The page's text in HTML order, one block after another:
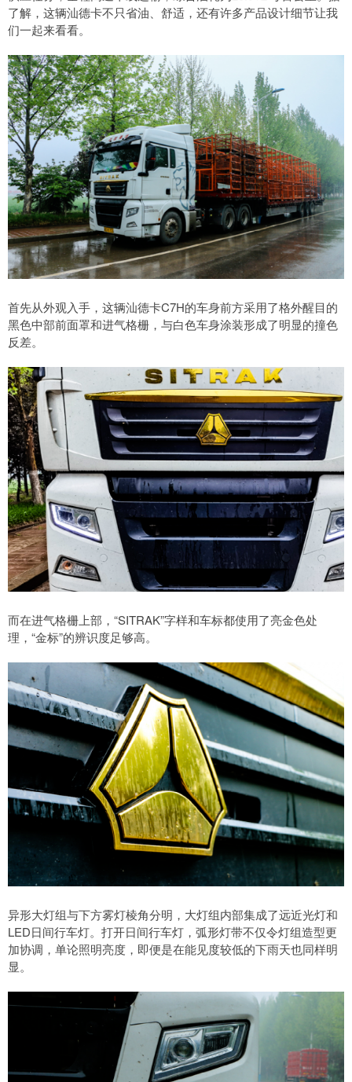
了解，这辆汕德卡不只省油、舒适，还有许多产品设计细节让我
们一起来看看。
首先从外观入手，这辆汕德卡C7H的车身前方采用了格外醒目的
黑色中部前面罩和进气格栅，与白色车身涂装形成了明显的撞色
反差。
而在进气格栅上部，“SITRAK”字样和车标都使用了亮金色处
理，“金标”的辨识度足够高。
异形大灯组与下方雾灯棱角分明，大灯组内部集成了远近光灯和
LED日间行车灯。打开日间行车灯，弧形灯带不仅令灯组造型更
加协调，单论照明亮度，即便是在能见度较低的下雨天也同样明
显。